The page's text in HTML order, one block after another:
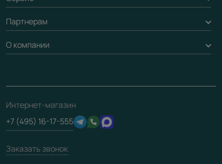
Стеновые панели
Рейки, баффели, стеллажи
Погонаж
Гарантия
Вопрос-ответ
Отзывы клиентов
Техническая информация
Юридическая информация
Вызов замерщика
Доставка
Партнерам
Дизайнерам / архитекторам
Скачать материалы
3D-модели
О компании
О фабрике
Сертификаты
Производство
Вакансии
Интернет-магазин
+7 (495) 16-17-555
Заказать звонок